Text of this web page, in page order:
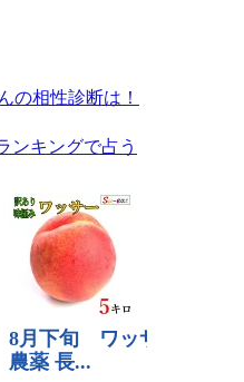
の相性診断は！
ンキングで占う